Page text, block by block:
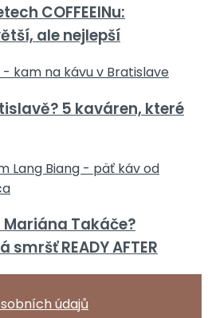
COFFEEINu:
ale nejlepší
5 kaváren, které
Takáče?
READY AFTER
údajů